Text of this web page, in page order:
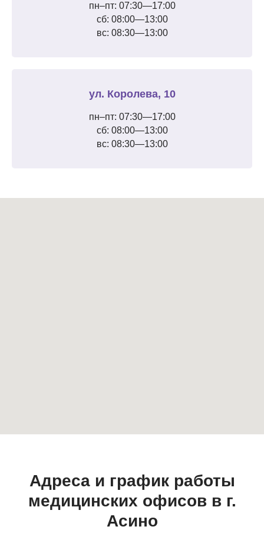
пн–пт: 07:30—17:00
сб: 08:00—13:00
вс: 08:30—13:00
ул. Королева, 10
пн–пт: 07:30—17:00
сб: 08:00—13:00
вс: 08:30—13:00
Адреса и график работы
медицинских офисов в г.
Асино